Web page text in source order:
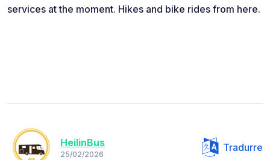
services at the moment. Hikes and bike rides from here.
HeilinBus
25/02/2026
Tradurre